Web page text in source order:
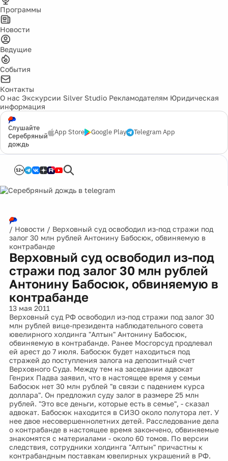
Программы
Новости
Ведущие
События
Контакты
О нас Экскурсии Silver Studio Рекламодателям Юридическая
информация
Слушайте
Серебряный
дождь
App Store Google Play Telegram App
12+
/ Новости / Верховный суд освободил из-под стражи под
залог 30 млн рублей Антонину Бабосюк, обвиняемую в
контрабанде
Верховный суд освободил из-под
стражи под залог 30 млн рублей
Антонину Бабосюк, обвиняемую в
контрабанде
13 мая 2011
Верховный суд РФ освободил из-под стражи под залог 30
млн рублей вице-президента наблюдательного совета
ювелирного холдинга "Алтын" Антонину Бабосюк,
обвиняемую в контрабанде. Ранее Мосгорсуд продлевал
ей арест до 7 июля. Бабосюк будет находиться под
стражей до поступления залога на депозитный счет
Верховного Суда. Между тем на заседании адвокат
Генрих Падва заявил, что в настоящее время у семьи
Бабосюк нет 30 млн рублей "в связи с падением курса
доллара". Он предложил суду залог в размере 25 млн
рублей. "Это все деньги, которые есть в семье", - сказал
адвокат. Бабосюк находится в СИЗО около полутора лет. У
нее двое несовершеннолетних детей. Расследование дела
о контрабанде в настоящее время закончено, обвиняемые
знакомятся с материалами - около 60 томов. По версии
следствия, сотрудники холдинга "Алтын" причастны к
контрабандным поставкам ювелирных украшений в РФ.